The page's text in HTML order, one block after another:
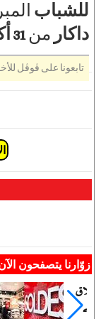
للشباب
داكارمن31 أكتوبر إلى 13 نوفمبر 2026
تابعونا على ڤوڤل
زوّارنا يتصفحون
انطلاق
موسم